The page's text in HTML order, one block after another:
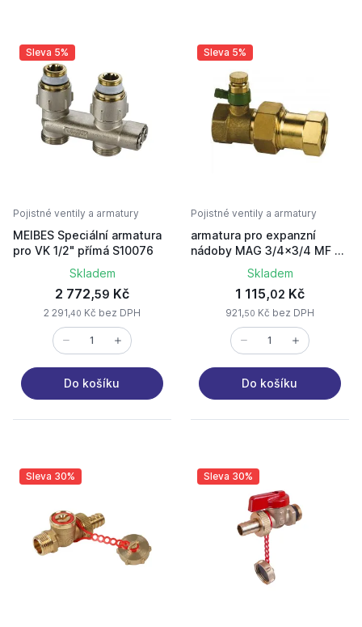
Sleva 5%
Pojistné ventily a armatury
MEIBES Speciální armatura
pro VK 1/2" přímá S10076
Skladem
2 772,59 Kč
2 291,40 Kč bez DPH
Do košíku
Sleva 5%
Pojistné ventily a armatury
armatura pro expanzní
nádoby MAG 3/4x3/4 MF s
vypouštěním
Skladem
1 115,02 Kč
921,50 Kč bez DPH
Do košíku
Sleva 30% Sleva 30%